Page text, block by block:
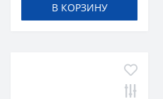
В КОРЗИНУ